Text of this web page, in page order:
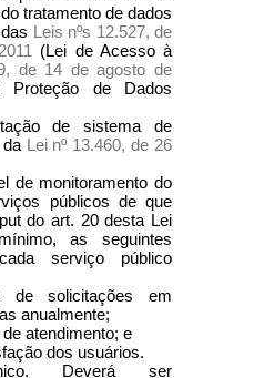
tratamento de dados
Leis nºs 12.527, de
(Lei de Acesso à
de 14 de agosto de
de Dados
de sistema de
Lei nº 13.460, de 26
de monitoramento do
públicos de que
do art. 20 desta Lei
as seguintes
serviço público
de solicitações em
anualmente;
atendimento; e
dos usuários.
Deverá ser